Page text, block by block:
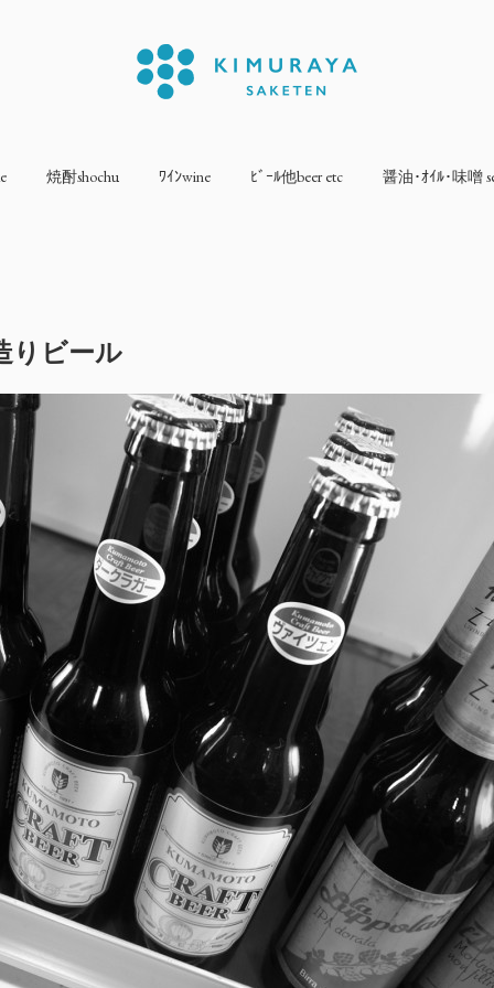
焼酎shochu ﾜｲﾝwine ﾋﾞｰﾙ他beer etc 醤油･ｵｲﾙ･味噌
りビール